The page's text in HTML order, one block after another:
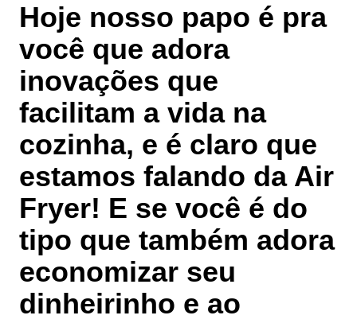
Hoje nosso papo é pra
você que adora
inovações que
facilitam a vida na
cozinha, e é claro que
estamos falando daAir
Fryer! E se você é do
tipo que também adora
economizar seu
dinheirinho e ao